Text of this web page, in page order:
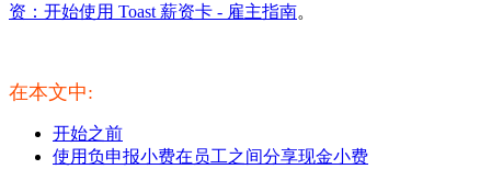
资：开始使用 Toast 薪资卡 - 雇主指南。
在本文中:
开始之前
使用负申报小费在员工之间分享现金小费